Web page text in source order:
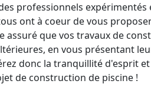
professionnels
ont à coeur de vous
assuré que vos travaux de
en vous présentant
donc la tranquillité d'esprit
de construction de piscine !